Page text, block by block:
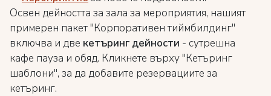
Освен дейността за зала за мероприятия, нашият
примерен пакет "Корпоративен тиймбилдинг"
включва и две кетъринг дейности - сутрешна
кафе пауза и обяд. Кликнете върху "Кетъринг
шаблони", за да добавите резервациите за
кетъринг.